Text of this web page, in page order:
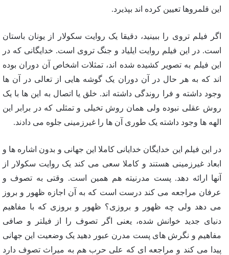
این قلمروها تعیین کرده اند بپذیرد.
اگر فیلم تروی را ببینید، دقیقا یک روایت سکولار از یونان باستان
است. در این فیلم روایت ایلیاد و جنگ تروی است. خدایگانی که در
این فیلم به تصویر کشیده شده اند، تمثلات اشخاص آن دوران بوده
اند که به هر حال در آن دوران یک گوشه هایی از تعالی در آن ها
وجود داشته و فرا روندگی داشته اند. خلق یا اتصال به این ها با یک
روش عقلی نبوده ولی همان روش تخیلی و تمثلی که در برابر این
الهه ها وجود داشته یک طوری آن ها را غیرزمینی جلوه می دادند.
در این فیلم این خدایگان خدایانی کاملا این جهانی و بدون اشاره ها و
ابعاد غیرزمینی هستند و کاملا سعی می کند یک روایت سکولار از
آنها ارائه دهد. پست مدرنیته هم همین است. وقتی به تصوف و
عرفان مراجعه می کند درست است که به آن اجازه ظهور و بروز
می دهد ولی چه ظهور و بروزی؟ ظهور و بروزی که با مفاهیم
دنیای جدید خوانش شده، یعنی اگر تصوف را از فیلتر و صافی
مفاهیم و نگرش های پست مدرن عبور دهید یک وضعیت این جهانی
پیدا می کند و مراجعه ای که علی حرب هم به میراث تصوف دارد